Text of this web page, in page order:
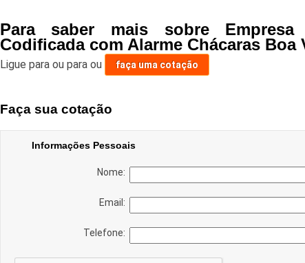
Para saber mais sobre
Codificada com Alarme Chácaras Boa
Ligue para ou para ou faça uma cotação
Faça sua cotação
Informações Pessoais
Nome:
Email:
Telefone: